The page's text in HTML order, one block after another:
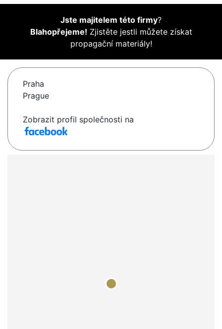
Jste majitelem této firmy?
Blahopřejeme! Zjistěte jestli můžete získat
propagační materiály!
Praha
Prague
Zobrazit profil společnosti na